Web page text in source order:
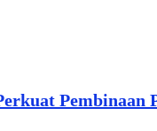
Pembinaan